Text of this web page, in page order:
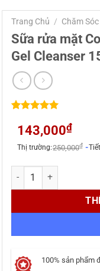
Trang Chủ / Chăm
Sữa rửa mặt
Gel Cleanser
dựa trên
đánh giá
143,000₫
Thị trường:250,000₫ -
Sữa rửa mặt Cosrx
100% sản phẩm